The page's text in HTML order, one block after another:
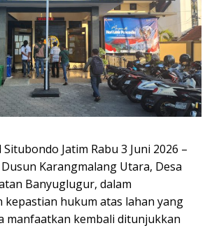
Jatim Rabu 3 Juni 2026 –
Karangmalang Utara, Desa
Banyuglugur, dalam
kepastian hukum atas lahan yang
manfaatkan kembali ditunjukkan